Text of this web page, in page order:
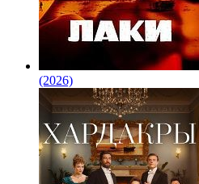
(2026)